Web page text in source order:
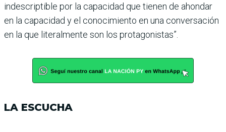
indescriptible por la capa­cidad que tienen de ahondar
en la capacidad y el conoci­miento en una conversación
en la que literalmente son los protagonistas”.
LA ESCUCHA